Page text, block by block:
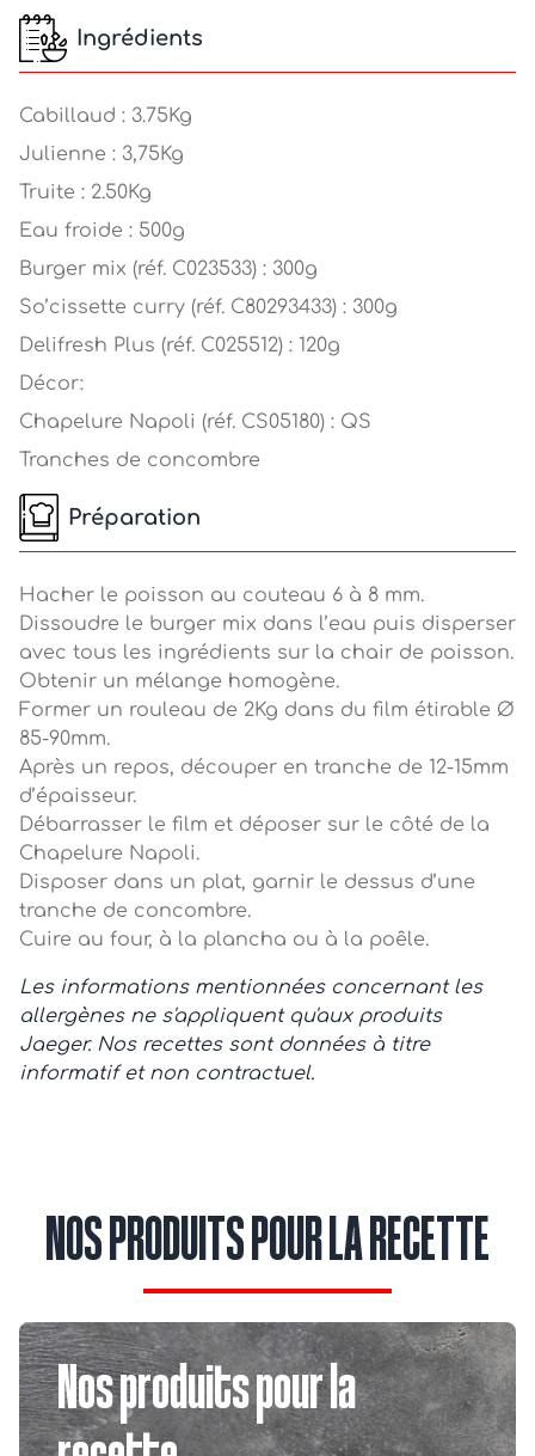
Ingrédients
Cabillaud : 3.75Kg
Julienne : 3,75Kg
Truite : 2.50Kg
Eau froide : 500g
Burger mix (réf. C023533) : 300g
So’cissette curry (réf. C80293433) : 300g
Delifresh Plus (réf. C025512) : 120g
Décor:
Chapelure Napoli (réf. CS05180) : QS
Tranches de concombre
Préparation
Hacher le poisson au couteau 6 à 8 mm.
Dissoudre le burger mix dans l’eau puis disperser
avec tous les ingrédients sur la chair de poisson.
Obtenir un mélange homogène.
Former un rouleau de 2Kg dans du film étirable Ø
85-90mm.
Après un repos, découper en tranche de 12-15mm
d’épaisseur.
Débarrasser le film et déposer sur le côté de la
Chapelure Napoli.
Disposer dans un plat, garnir le dessus d’une
tranche de concombre.
Cuire au four, à la plancha ou à la poêle.
Les informations mentionnées concernant les
allergènes ne s'appliquent qu'aux produits
Jaeger. Nos recettes sont données à titre
informatif et non contractuel.
NOS PRODUITS POUR LA RECETTE
Nos produits pour la